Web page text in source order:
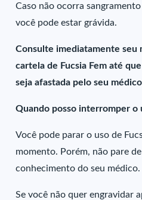
Caso não ocorra
você pode estar grávida.
Consulte imediatamente seu
cartela de Fucsia Fem até
seja afastada pelo seu
Quando posso interromper o
Você pode parar o uso de
momento. Porém, não pare
conhecimento do seu médico.
Se você não quer engravidar